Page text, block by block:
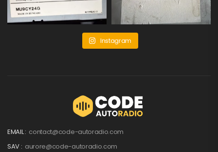
Instagram
EMAIL : contact@code-autoradio.com
SAV : aurore@code-autoradio.com